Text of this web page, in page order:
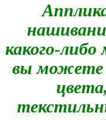
какого-
вы можете